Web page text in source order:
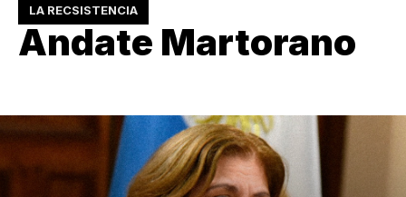
LA RECSISTENCIA
Andate Martorano